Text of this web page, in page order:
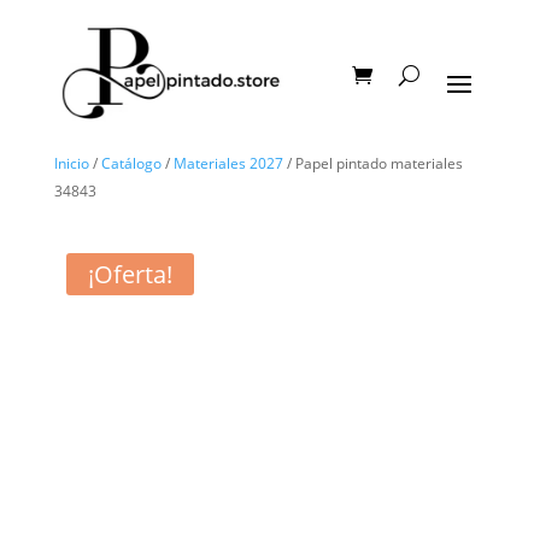
Inicio/Catálogo/ Materiales 2027/ Papel pintado materiales
34843
¡Oferta!